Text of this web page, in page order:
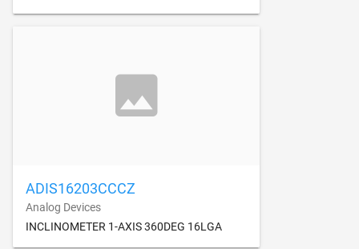
ADIS16203CCCZ
Analog Devices
INCLINOMETER 1-AXIS 360DEG 16LGA